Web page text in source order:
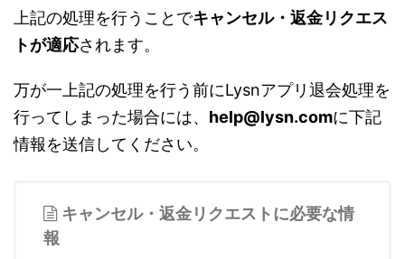
上記の処理を行うことでキャンセル・返金リクエス
トが適応されます。
万が一上記の処理を行う前にLysnアプリ退会処理を
行ってしまった場合には、 help@lysn.comに下記
情報を送信してください。
キャンセル・返金リクエストに必要な情
報